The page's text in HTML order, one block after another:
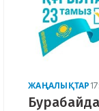
ЖАҢАЛЫҚТАР